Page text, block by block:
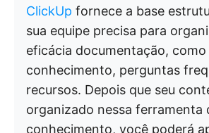
ClickUp fornece a base
sua equipe precisa para
eficácia documentação,
conhecimento, perguntas
recursos. Depois que seu
organizado nessa ferramenta
conhecimento, você poderá